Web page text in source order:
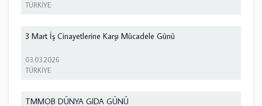
TÜRKİYE
3 Mart İş Cinayetlerine Karşı Mücadele Günü
03.03.2026
TÜRKİYE
TMMOB DÜNYA GIDA GÜNÜ